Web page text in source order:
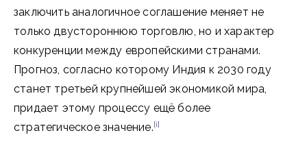
заключить аналогичное соглашение меняет не
только двустороннюю торговлю, но и характер
конкуренции между европейскими странами.
Прогноз, согласно которому Индия к 2030 году
станет третьей крупнейшей экономикой мира,
придает этому процессу ещё более
стратегическое значение.[i]